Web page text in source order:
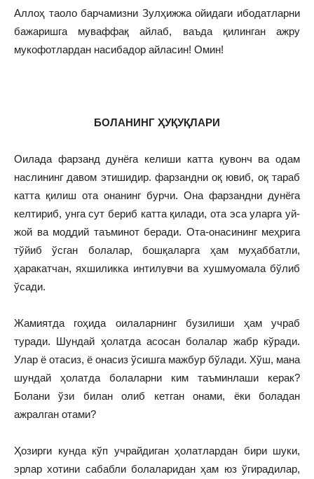
Аллоҳ таоло барчамизни Зулҳижжа ойидаги ибодатларни
бажаришга муваффақ айлаб, ваъда қилинган ажру
мукофотлардан насибадор айласин! Омин!
БОЛАНИНГ ҲУҚУҚЛАРИ
Оилада фарзанд дунёга келиши катта қувонч ва одам
наслининг давом этишидир. фарзандни оқ ювиб, оқ тараб
катта қилиш ота онанинг бурчи. Она фарзандни дунёга
келтириб, унга сут бериб катта қилади, ота эса уларга уй-
жой ва моддий таъминот беради. Ота-онасининг меҳрига
тўйиб ўсган болалар, бошқаларга ҳам муҳаббатли,
ҳаракатчан, яхшиликка интилувчи ва хушмуомала бўлиб
ўсади.
Жамиятда гоҳида оилаларнинг бузилиши ҳам учраб
туради. Шундай ҳолатда асосан болалар жабр кўради.
Улар ё отасиз, ё онасиз ўсишга мажбур бўлади. Хўш, мана
шундай ҳолатда болаларни ким таъминлаши керак?
Болани ўзи билан олиб кетган онами, ёки боладан
ажралган отами?
Ҳозирги кунда кўп учрайдиган ҳолатлардан бири шуки,
эрлар хотини сабабли болаларидан ҳам юз ўгирадилар,